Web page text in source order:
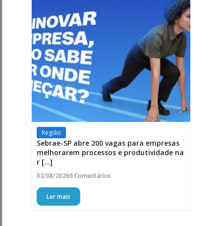
Região
Sebrae-SP abre 200 vagas para empresas
melhorarem processos e produtividade na
r [...]
03/08/20260 Comentários
Ler mais